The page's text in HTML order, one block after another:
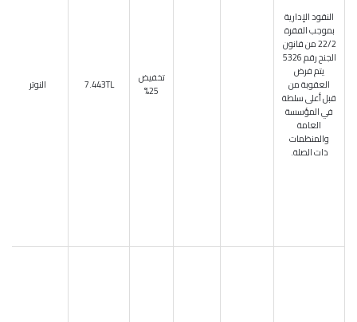
النقود الإدارية
بموجب الفقرة
22/2 من قانون
الجنح رقم 5326
يتم فرض
العقوبة من
قبل أعلى سلطة
في المؤسسة
العامة
والمنظمات
ذات الصلة.
تخفيض
25%
7.443TL النوتر